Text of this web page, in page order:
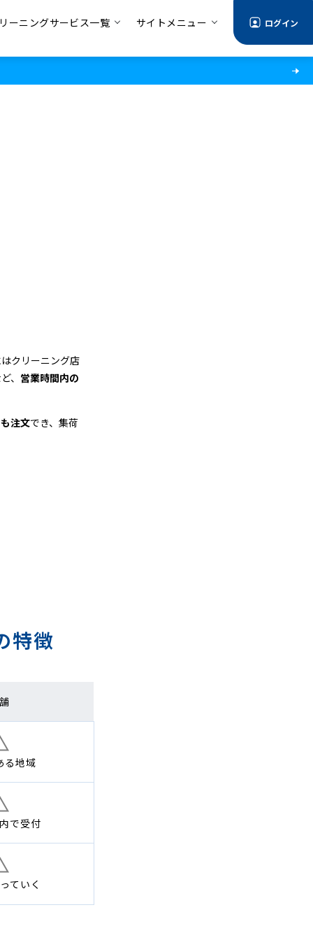
ーニングサービス一覧 サイトメニュー ログイン
クリーニング店
、 営業時間内の
注文でき、集荷
特徴
る地域
で受付
ていく